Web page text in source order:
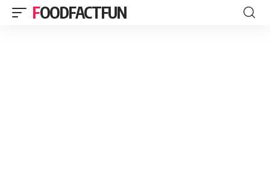
FOODFACTFUN